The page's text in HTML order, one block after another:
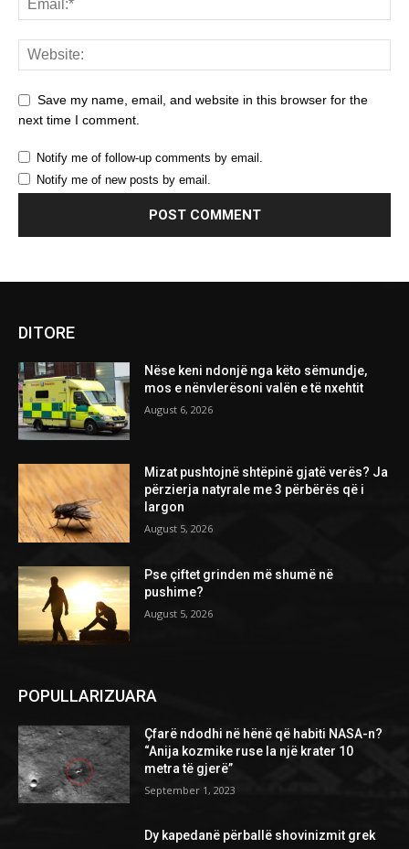
Save my name, email, and website in this browser for the
next time I comment.
Notify me of follow-up comments by email.
Notify me of new posts by email.
DITORE
Nëse keni ndonjë nga këto sëmundje,
mos e nënvlerësoni valën e të nxehtit
August 6, 2026
Mizat pushtojnë shtëpinë gjatë verës? Ja
përzierja natyrale me 3 përbërës që i
largon
August 5, 2026
Pse çiftet grinden më shumë në
pushime?
August 5, 2026
POPULLARIZUARA
Çfarë ndodhi në hënë që habiti NASA-n?
“Anija kozmike ruse la një krater 10
metra të gjerë”
September 1, 2023
Dy kapedanë përballë shovinizmit grek